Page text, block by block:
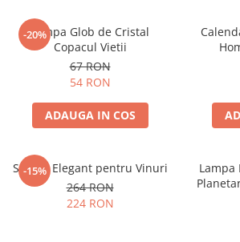
-20%
Lampa Glob de Cristal
Copacul Vietii
67 RON
54 RON
ADAUGA IN COS
-15%
Suport Elegant pentru Vinuri
264 RON
224 RON
Lampa